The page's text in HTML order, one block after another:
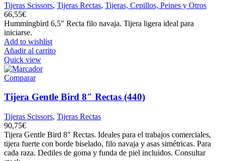
Tijeras Scissors, Tijeras Rectas, Tijeras, Cepillos, Peines y Otros
66,55€
Hummingbird 6,5" Recta filo navaja. Tijera ligera ideal para
iniciarse.
Add to wishlist
Añadir al carrito
Quick view
Comparar
Tijera Gentle Bird 8″ Rectas (440)
Tijeras Scissors, Tijeras Rectas
90,75€
Tijera Gentle Bird 8" Rectas. Ideales para el trabajos comerciales,
tijera fuerte con borde biselado, filo navaja y asas simétricas. Para
cada raza. Dediles de goma y funda de piel incluidos. Consultar